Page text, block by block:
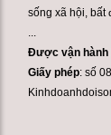
sống xã hội, bất
...
Được vận
Giấy phép: số